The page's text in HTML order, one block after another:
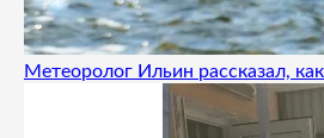
Метеоролог Ильин рассказал,